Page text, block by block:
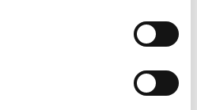
7
2024-12